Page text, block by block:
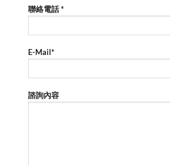
聯絡電話*
E-Mail*
諮詢內容